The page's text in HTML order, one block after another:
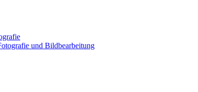
und Bildbearbeitung